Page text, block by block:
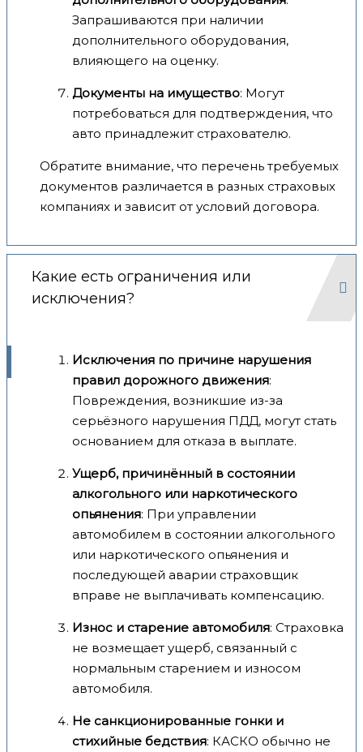
Запрашиваются при наличии
дополнительного оборудования,
влияющего на оценку.
Документы на имущество: Могут
потребоваться для подтверждения, что
авто принадлежит страхователю.
Обратите внимание, что перечень требуемых
документов различается в разных страховых
компаниях и зависит от условий договора.
Какие есть ограничения или
исключения?
Исключения по причине нарушения
правил дорожного движения:
Повреждения, возникшие из-за
серьёзного нарушения ПДД, могут стать
основанием для отказа в выплате.
Ущерб, причинённый в состоянии
алкогольного или наркотического
опьянения: При управлении
автомобилем в состоянии алкогольного
или наркотического опьянения и
последующей аварии страховщик
вправе не выплачивать компенсацию.
Износ и старение автомобиля: Страховка
не возмещает ущерб, связанный с
нормальным старением и износом
автомобиля.
Не санкционированные гонки и
стихийные бедствия: КАСКО обычно не